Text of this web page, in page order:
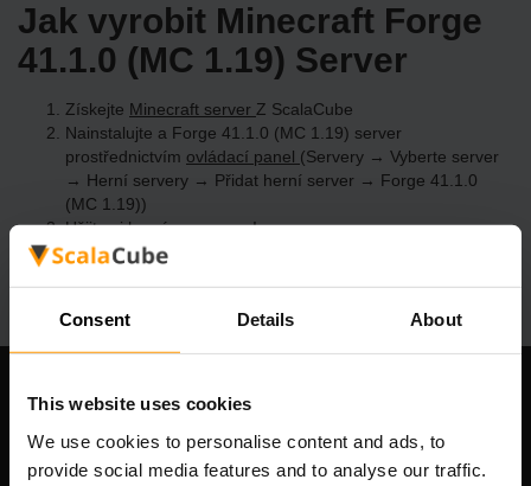
Consent Details About
This website uses cookies
We use cookies to personalise content and ads, to
provide social media features and to analyse our traffic.
Jak vyrobit Minecraft Forge
41.1.0 (MC 1.19) Server
Získejte Minecraft server Z ScalaCube
Nainstalujte a Forge 41.1.0 (MC 1.19) server
prostřednictvím ovládací panel (Servery → Vyberte server
→ Herní servery → Přidat herní server → Forge 41.1.0
(MC 1.19))
Užijte si hraní na serveru!
Naše společnost